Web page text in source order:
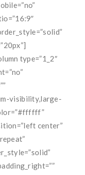
type=”1_2″
visibility,large-
center”